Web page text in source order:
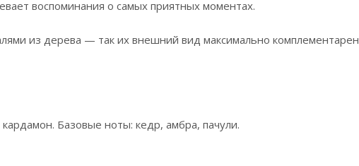
воспоминания о самых приятных моментах.
из дерева — так их внешний вид максимально комплементарен
Базовые ноты: кедр, амбра, пачули.